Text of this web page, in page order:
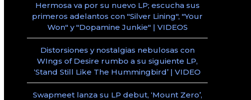
Hermosa va por su nuevo LP; escucha sus
primeros adelantos con "Silver Lining", "Your
Won" y "Dopamine Junkie" | VIDEOS
Distorsiones y nostalgias nebulosas con
WIngs of Desire rumbo a su siguiente LP,
‘Stand Still Like The Hummingbird’ | VIDEO
Swapmeet lanza su LP debut, ‘Mount Zero’,